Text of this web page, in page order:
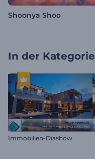
Shoonya Shoo
In der Kategorie
Immobilien-Diashow